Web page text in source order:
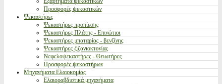
Προσφορές ψεκαστικών
Ψεκαστήρες
Ψεκαστήρες προπίεσης
Ψεκαστήρες Πλάτης - Επινώτιοι
Ψεκαστήρες μπαταρίας - βενζίνης
Ψεκαστήρες ζιζανιοκτονίας
Νεφελοψεκαστήρες - Θειωτήρες
Προσφορές ψεκαστήρων
Μηχανήματα Ελαιοκομίας
Ελαιοραβδιστικά μηχανήματα